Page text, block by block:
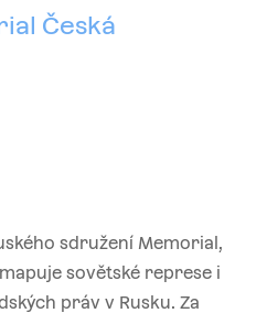
Česká
sdružení Memorial,
sovětské represe i
práv v Rusku. Za